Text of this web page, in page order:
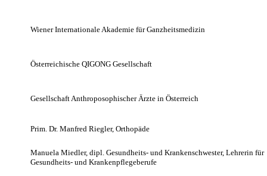
Wiener Internationale Akademie für Ganzheitsmedizin
Österreichische QIGONG Gesellschaft
Gesellschaft Anthroposophischer Ärzte in Österreich
Prim. Dr. Manfred Riegler, Orthopäde
Manuela Miedler, dipl. Gesundheits- und Krankenschwester, Lehrerin für
Gesundheits- und Krankenpflegeberufe